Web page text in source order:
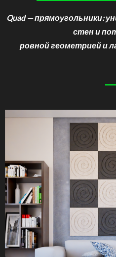
Quad — прямоугольники:
стен и
ровной геометрией и